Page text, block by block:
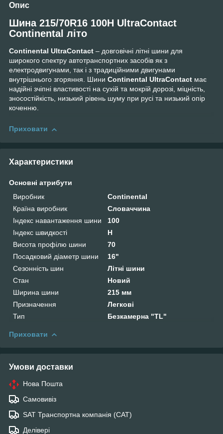
Опис
Шина 215/70R16 100H UltraContact
Continental літо
Continental UltraContact – довговічні літні шини для
широкого спектру автотранспортних засобів як з
електродвигунами, так і з традиційними двигунами
внутрішнього згоряння. Шини Continental UltraContact має
надійні зчіпні властивості на сухій та мокрій дорозі, міцність,
зносостійкість, низький рівень шуму при русі та низький опір
коченню.
Приховати
Характеристики
Основні атрибути
Виробник
Continental
Країна виробник
Словаччина
Індекс навантаження шини
100
Індекс швидкості
H
Висота профілю шини
70
Посадковий діаметр шини
16"
Сезонність шин
Літні шини
Стан
Новий
Ширина шини
215 мм
Призначення
Легкові
Тип
Безкамерна "TL"
Приховати
Умови доставки
Нова Пошта
Самовивіз
SAT Транспортна компанія (САТ)
Делівері